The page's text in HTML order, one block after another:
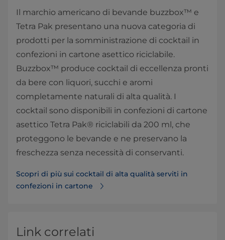
Il marchio americano di bevande buzzbox™ e
Tetra Pak presentano una nuova categoria di
prodotti per la somministrazione di cocktail in
confezioni in cartone asettico riciclabile.
Buzzbox™ produce cocktail di eccellenza pronti
da bere con liquori, succhi e aromi
completamente naturali di alta qualità. I
cocktail sono disponibili in confezioni di cartone
asettico Tetra Pak® riciclabili da 200 ml, che
proteggono le bevande e ne preservano la
freschezza senza necessità di conservanti.
Scopri di più sui cocktail di alta qualità serviti in
confezioni in cartone
Link correlati